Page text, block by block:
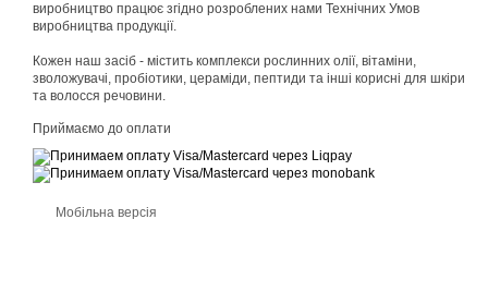
виробництво працює згідно розроблених нами Технічних Умов
виробництва продукції.
Кожен наш засіб - містить комплекси рослинних олії, вітаміни,
зволожувачі, пробіотики, цераміди, пептиди та інші корисні для шкіри
та волосся речовини.
Приймаємо до оплати
Мобільна версія